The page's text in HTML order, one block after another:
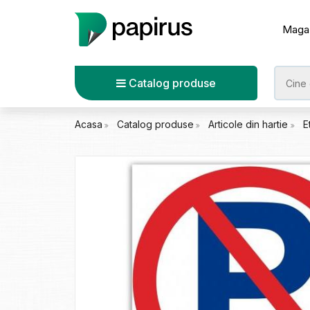
Catalog produse
Acasa Catalog produse Articole din hartie